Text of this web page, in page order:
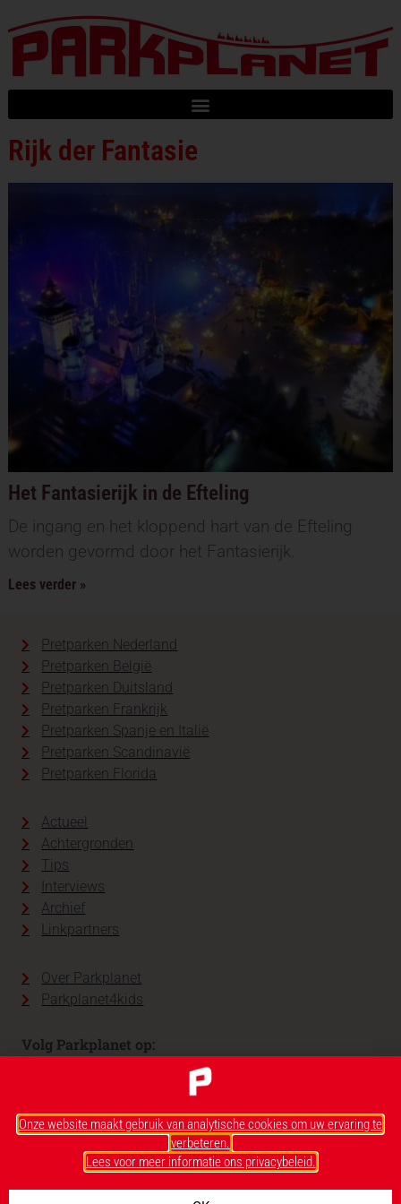
Rijk der Fantasie
Het Fantasierijk in de Efteling
De ingang en het kloppend hart van de Efteling
worden gevormd door het Fantasierijk.
Lees verder »
Pretparken Nederland
Pretparken België
Pretparken Duitsland
Pretparken Frankrijk
Pretparken Spanje en Italië
Pretparken Scandinavië
Pretparken Florida
Actueel
Achtergronden
Tips
Interviews
Archief
Linkpartners
Over Parkplanet
Parkplanet4kids
Volg Parkplanet op:
Onze website maakt gebruik van analytische cookies om uw ervaring te
verbeteren.
Lees voor meer informatie ons privacybeleid.